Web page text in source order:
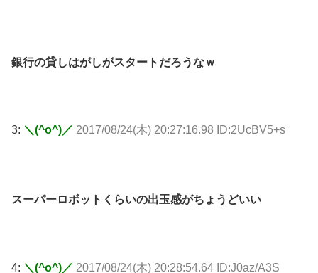
銀行の貸しはがしがスタートだろうなｗ
3: ＼(^o^)／ 2017/08/24(木) 20:27:16.98 ID:2UcBV5+s
スーパーロボットくらいの出玉感がちょうどいい
4: ＼(^o^)／ 2017/08/24(木) 20:28:54.64 ID:J0az/A3S